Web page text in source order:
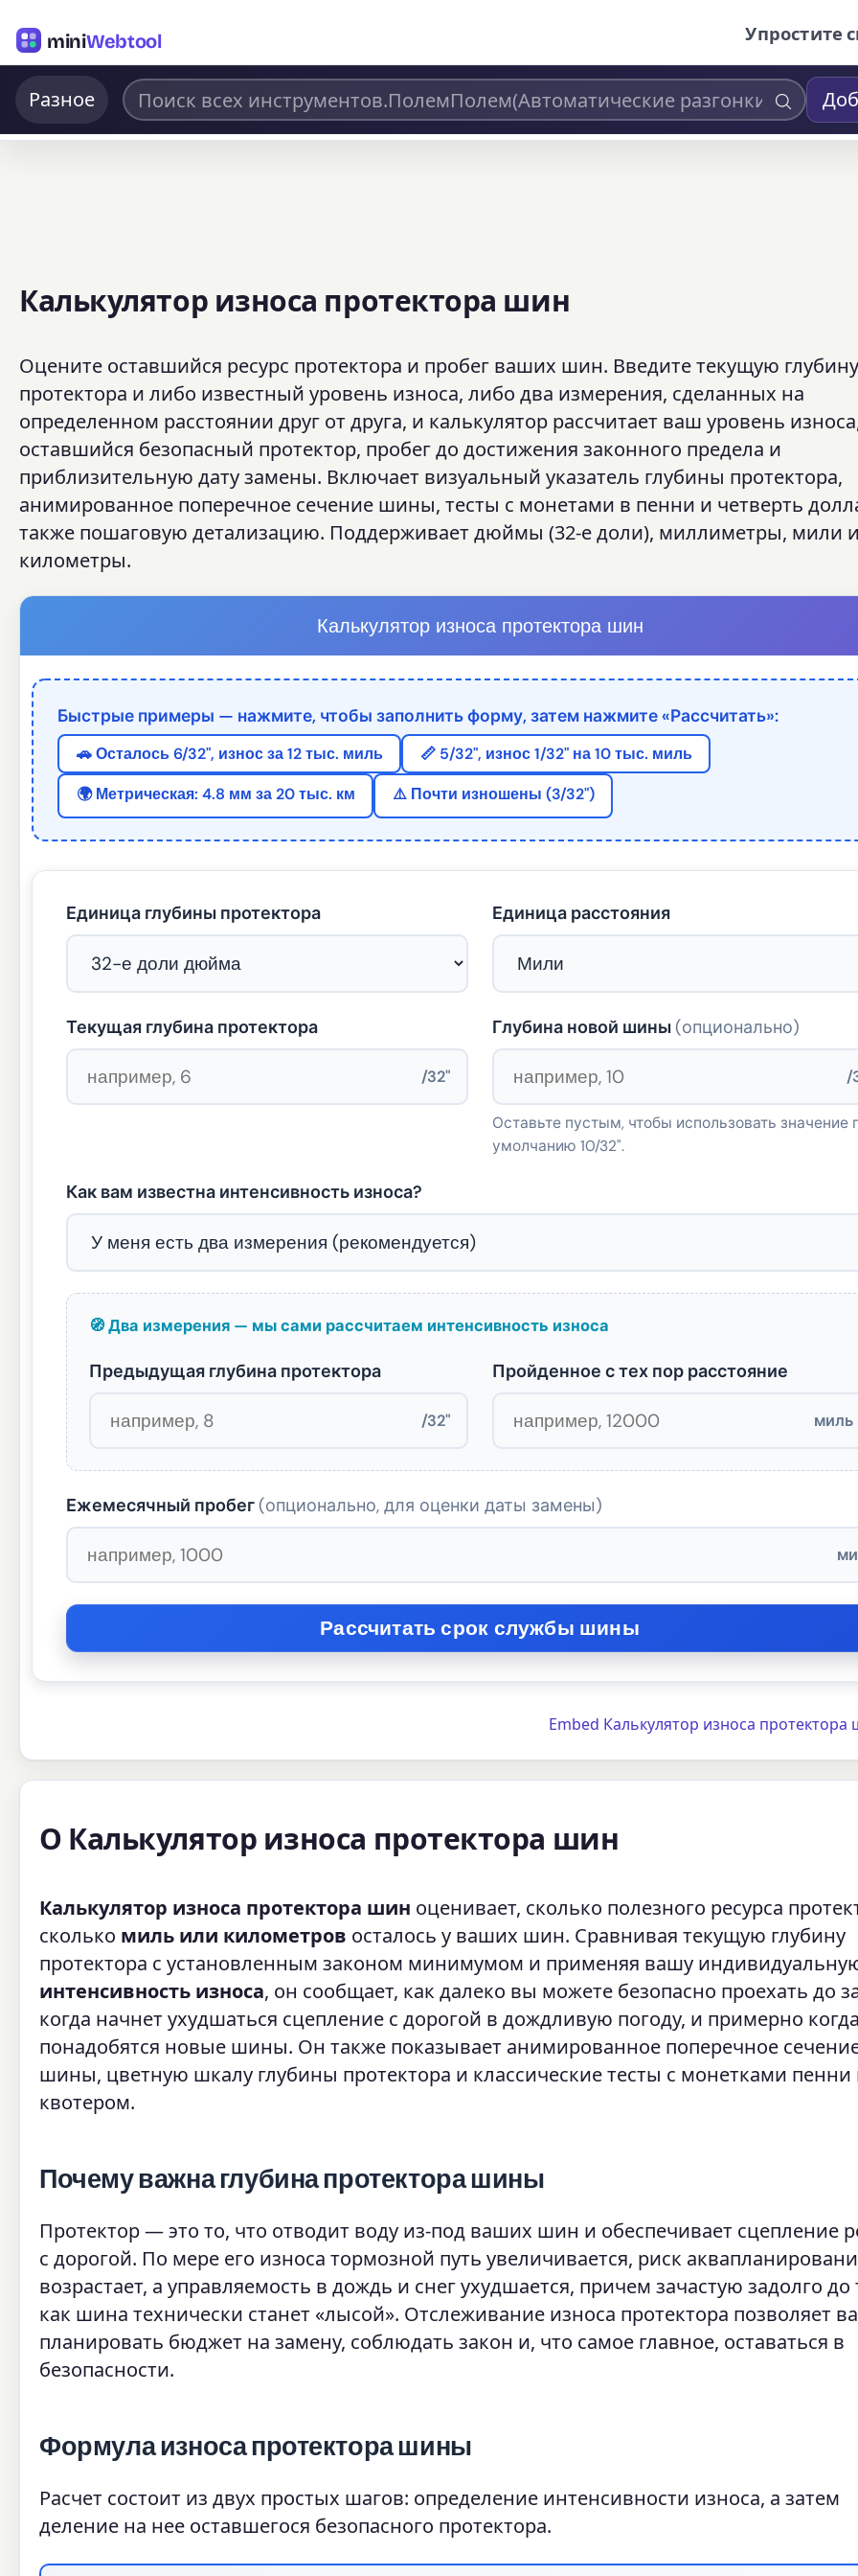
miniWebtool Упростите
Разное
Калькулятор износа протектора шин
Оцените оставшийся ресурс протектора и пробег ваших шин. Введите текущую глубину
протектора и либо известный уровень износа, либо два измерения, сделанных на
определенном расстоянии друг от друга, и калькулятор рассчитает ваш уровень
оставшийся безопасный протектор, пробег до достижения законного предела и
приблизительную дату замены. Включает визуальный указатель глубины протектора,
анимированное поперечное сечение шины, тесты с монетами в пенни и четверть
также пошаговую детализацию. Поддерживает дюймы (32-е доли), миллиметры, мили
километры.
Калькулятор износа протектора шин
Быстрые примеры — нажмите, чтобы заполнить форму, затем нажмите «Рассчитать»:
🚗 Осталось 6/32", износ за 12 тыс. миль
📏 5/32", износ 1/32" на 10 тыс. миль
🌍 Метрическая: 4.8 мм за 20 тыс. км
⚠️ Почти изношены (3/32")
Единица глубины протектора Единица расстояния
Текущая глубина протектора
/32"
Глубина новой шины (опционально)
/
Оставьте пустым, чтобы использовать значение
умолчанию 10/32".
Как вам известна интенсивность износа?
🧭 Два измерения — мы сами рассчитаем интенсивность износа
Предыдущая глубина протектора
/32"
Пройденное с тех пор расстояние
миль
Ежемесячный пробег (опционально, для оценки даты замены)
Embed Калькулятор износа
О Калькулятор износа протектора шин
Калькулятор износа протектора шин оценивает, сколько полезного ресурса
сколько миль или километров осталось у ваших шин. Сравнивая текущую глубину
протектора с установленным законом минимумом и применяя вашу
интенсивность износа, он сообщает, как далеко вы можете безопасно проехать до
когда начнет ухудшаться сцепление с дорогой в дождливую погоду, и примерно
понадобятся новые шины. Он также показывает анимированное поперечное
шины, цветную шкалу глубины протектора и классические тесты с монетками пенни
квотером.
Почему важна глубина протектора шины
Протектор — это то, что отводит воду из-под ваших шин и обеспечивает сцепление
с дорогой. По мере его износа тормозной путь увеличивается, риск
возрастает, а управляемость в дождь и снег ухудшается, причем зачастую задолго до
как шина технически станет «лысой». Отслеживание износа протектора позволяет
планировать бюджет на замену, соблюдать закон и, что самое главное, оставаться в
безопасности.
Формула износа протектора шины
Расчет состоит из двух простых шагов: определение интенсивности износа, а затем
деление на нее оставшегося безопасного протектора.